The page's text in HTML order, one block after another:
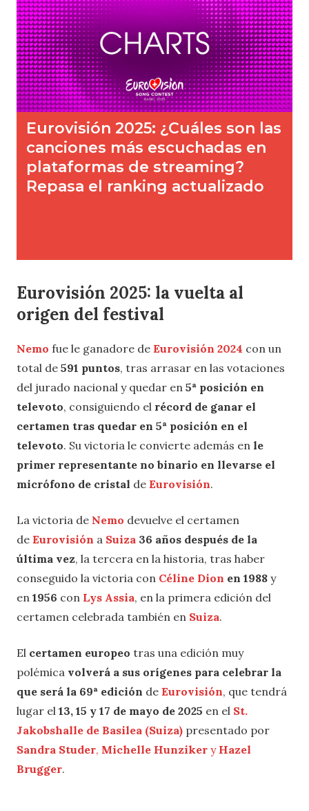
Eurovisión 2025: la vuelta al
origen del festival
Nemo fue le ganadore de Eurovisión 2024 con un
total de 591 puntos, tras arrasar en las votaciones
del jurado nacional y quedar en 5ª posición en
televoto, consiguiendo el récord de ganar el
certamen tras quedar en 5ª posición en el
televoto. Su victoria le convierte además en le
primer representante no binario en llevarse el
micrófono de cristal de Eurovisión.
La victoria de Nemo devuelve el certamen
de Eurovisión a Suiza 36 años después de la
última vez, la tercera en la historia, tras haber
conseguido la victoria con Céline Dion en 1988 y
en 1956 con Lys Assia, en la primera edición del
certamen celebrada también en Suiza.
El certamen europeo tras una edición muy
polémica volverá a sus orígenes para celebrar la
que será la 69ª edición de Eurovisión, que tendrá
lugar el 13, 15 y 17 de mayo de 2025 en el St.
Jakobshalle de Basilea (Suiza) presentado por
Sandra Studer, Michelle Hunziker y Hazel
Brugger.